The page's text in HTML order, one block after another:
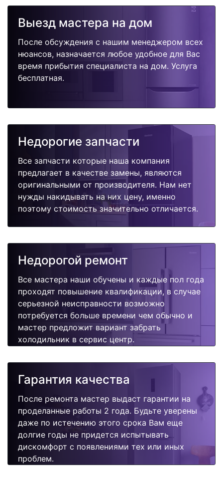
поломок.
Выезд мастера на дом
После обсуждения с нашим менеджером всех
нюансов, назначается любое удобное для Вас
время прибытия специалиста на дом. Услуга
бесплатная.
Недорогие запчасти
Все запчасти которые наша компания
предлагает в качестве замены, являются
оригинальными от производителя. Нам нет
нужды накидывать на них цену, именно
поэтому стоимость значительно отличается.
Недорогой ремонт
Все мастера наши обучены и каждые пол года
проходят повышение квалификации, в случае
серьезной неисправности возможно
потребуется больше времени чем обычно и
мастер предложит вариант забрать
холодильник в сервис центр.
Гарантия качества
После ремонта мастер выдаст гарантии на
проделанные работы 2 года. Будьте уверены
даже по истечению этого срока Вам еще
долгие годы не придется испытывать
дискомфорт с появлениями тех или иных
проблем.